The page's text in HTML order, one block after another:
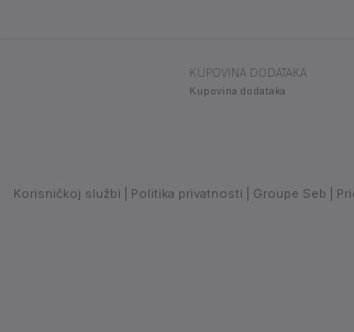
KUPOVINA DODATAKA
Kupovina dodataka
Korisničkoj službi Politika privatnosti Groupe Seb